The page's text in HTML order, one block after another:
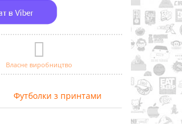
Власне виробництво
Футболки з принтами